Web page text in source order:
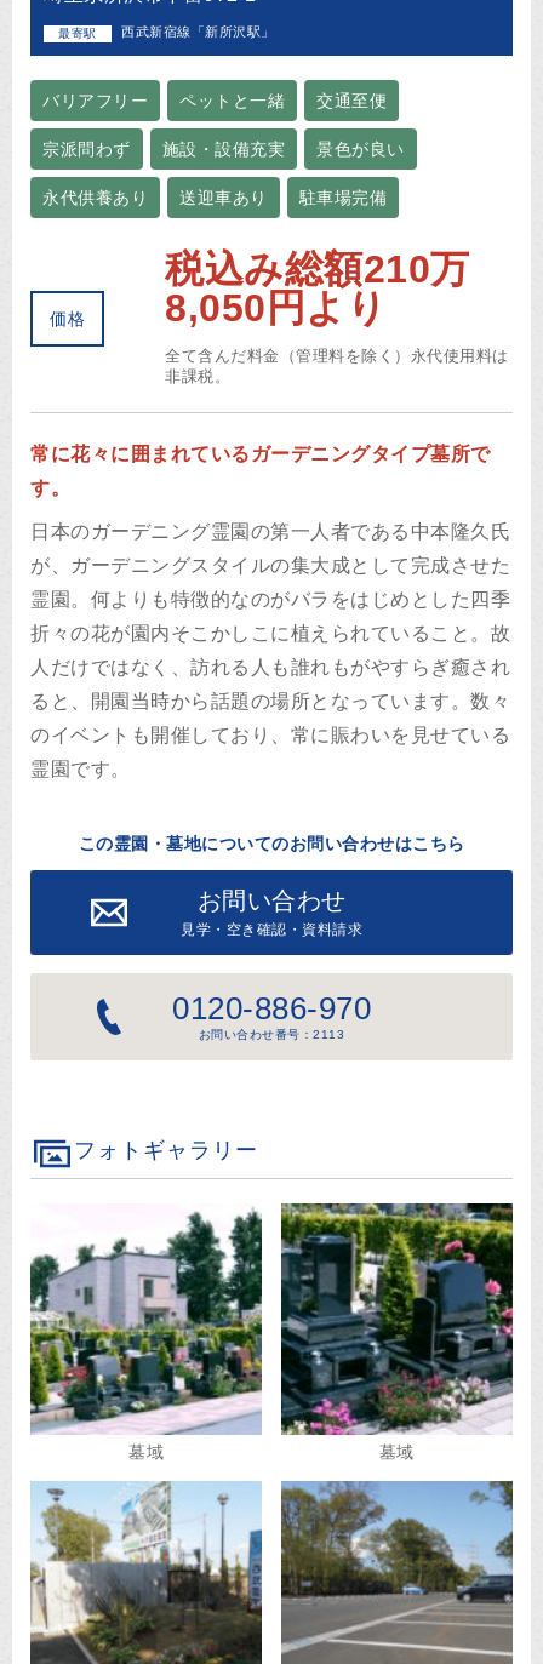
最寄駅 西武新宿線「新所沢駅」
バリアフリー ペットと一緒 交通至便
宗派問わず 施設・設備充実 景色が良い
永代供養あり 送迎車あり 駐車場完備
価格
税込み総額210万
8,050円より
全て含んだ料金（管理料を除く）永代使用料は
非課税。
常に花々に囲まれているガーデニングタイプ墓所で
す。
日本のガーデニング霊園の第一人者である中本隆久氏
が、ガーデニングスタイルの集大成として完成させた
霊園。何よりも特徴的なのがバラをはじめとした四季
折々の花が園内そこかしこに植えられていること。故
人だけではなく、訪れる人も誰れもがやすらぎ癒され
ると、開園当時から話題の場所となっています。数々
のイベントも開催しており、常に賑わいを見せている
霊園です。
この霊園・墓地についてのお問い合わせはこちら
お問い合わせ
見学・空き確認・資料請求
0120-886-970
お問い合わせ番号：2113
フォトギャラリー
墓域 墓域